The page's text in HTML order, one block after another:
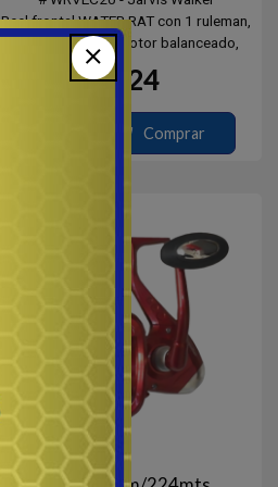
Reel frontal WATER RAT con 1 ruleman,
piñon de bronce, rotor balanceado,
carrete de grafito lcargado con
monofilamento, recuperacion 5.2:1.
inoxidable.
USD 24
Comprar